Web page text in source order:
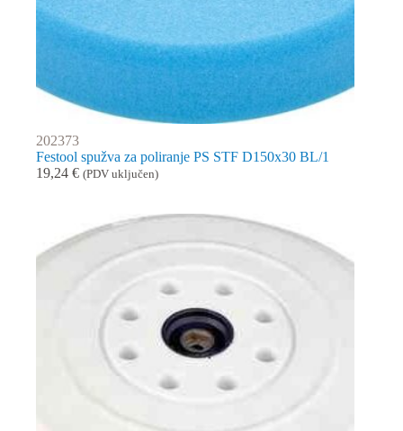
202373
Festool spužva za poliranje PS STF D150x30 BL/1
19,24 € (PDV uključen)